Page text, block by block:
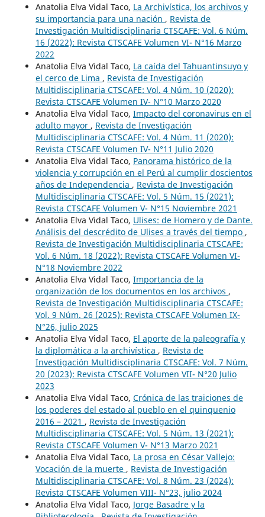
Anatolia Elva Vidal Taco, La Archivística, los archivos y
su importancia para una nación , Revista de
Investigación Multidisciplinaria CTSCAFE: Vol. 6 Núm.
16 (2022): Revista CTSCAFE Volumen VI- N°16 Marzo
2022
Anatolia Elva Vidal Taco, La caída del Tahuantinsuyo y
el cerco de Lima , Revista de Investigación
Multidisciplinaria CTSCAFE: Vol. 4 Núm. 10 (2020):
Revista CTSCAFE Volumen IV- N°10 Marzo 2020
Anatolia Elva Vidal Taco, Impacto del coronavirus en el
adulto mayor , Revista de Investigación
Multidisciplinaria CTSCAFE: Vol. 4 Núm. 11 (2020):
Revista CTSCAFE Volumen IV- N°11 Julio 2020
Anatolia Elva Vidal Taco, Panorama histórico de la
violencia y corrupción en el Perú al cumplir doscientos
años de Independencia , Revista de Investigación
Multidisciplinaria CTSCAFE: Vol. 5 Núm. 15 (2021):
Revista CTSCAFE Volumen V- N°15 Noviembre 2021
Anatolia Elva Vidal Taco, Ulises: de Homero y de Dante.
Análisis del descrédito de Ulises a través del tiempo ,
Revista de Investigación Multidisciplinaria CTSCAFE:
Vol. 6 Núm. 18 (2022): Revista CTSCAFE Volumen VI-
N°18 Noviembre 2022
Anatolia Elva Vidal Taco, Importancia de la
organización de los documentos en los archivos ,
Revista de Investigación Multidisciplinaria CTSCAFE:
Vol. 9 Núm. 26 (2025): Revista CTSCAFE Volumen IX-
N°26, julio 2025
Anatolia Elva Vidal Taco, El aporte de la paleografía y
la diplomática a la archivística , Revista de
Investigación Multidisciplinaria CTSCAFE: Vol. 7 Núm.
20 (2023): Revista CTSCAFE Volumen VII- N°20 Julio
2023
Anatolia Elva Vidal Taco, Crónica de las traiciones de
los poderes del estado al pueblo en el quinquenio
2016 – 2021 , Revista de Investigación
Multidisciplinaria CTSCAFE: Vol. 5 Núm. 13 (2021):
Revista CTSCAFE Volumen V- N°13 Marzo 2021
Anatolia Elva Vidal Taco, La prosa en César Vallejo:
Vocación de la muerte , Revista de Investigación
Multidisciplinaria CTSCAFE: Vol. 8 Núm. 23 (2024):
Revista CTSCAFE Volumen VIII- N°23, julio 2024
Anatolia Elva Vidal Taco, Jorge Basadre y la